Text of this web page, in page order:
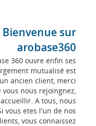
Bienvenue sur
arobase360
360 ouvre enfin ses
mutualisé est
ancien client, merci
nous rejoingnez,
A tous, nous
vous etes l'un de nos
vous connaissez ...